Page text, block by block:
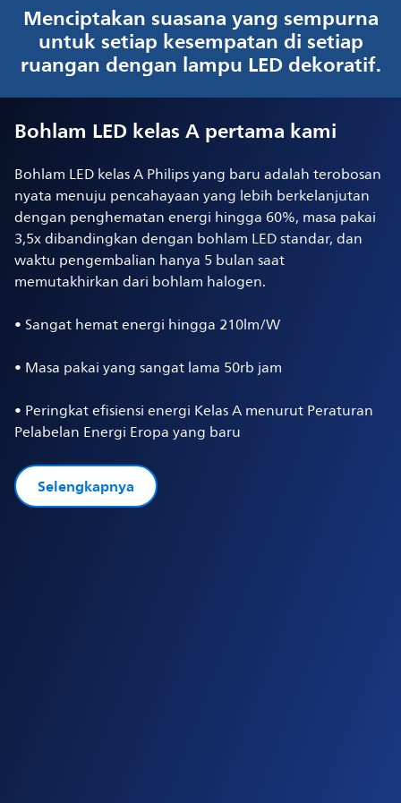
Menciptakan suasana yang sempurna
untuk setiap kesempatan di setiap
ruangan dengan lampu LED dekoratif.
Bohlam LED kelas A pertama kami
Bohlam LED kelas A Philips yang baru adalah terobosan
nyata menuju pencahayaan yang lebih berkelanjutan
dengan penghematan energi hingga 60%, masa pakai
3,5x dibandingkan dengan bohlam LED standar, dan
waktu pengembalian hanya 5 bulan saat
memutakhirkan dari bohlam halogen.
• Sangat hemat energi hingga 210lm/W
• Masa pakai yang sangat lama 50rb jam
• Peringkat efisiensi energi Kelas A menurut Peraturan
Pelabelan Energi Eropa yang baru
Selengkapnya